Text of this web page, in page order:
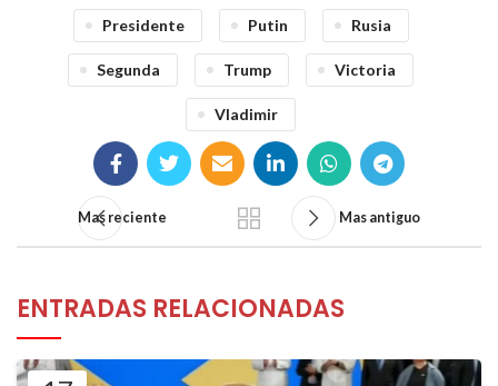
Presidente Putin Rusia
Segunda Trump Victoria
Vladimir
Mas reciente Mas antiguo
ENTRADAS RELACIONADAS